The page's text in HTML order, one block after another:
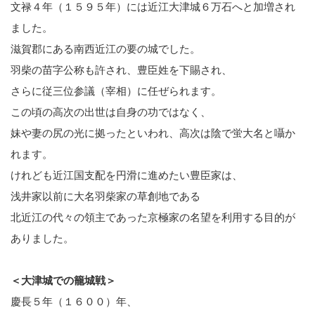
文禄４年（１５９５年）には近江大津城６万石へと加増され
ました。
滋賀郡にある南西近江の要の城でした。
羽柴の苗字公称も許され、豊臣姓を下賜され、
さらに従三位参議（宰相）に任ぜられます。
この頃の高次の出世は自身の功ではなく、
妹や妻の尻の光に拠ったといわれ、高次は陰で蛍大名と囁か
れます。
けれども近江国支配を円滑に進めたい豊臣家は、
浅井家以前に大名羽柴家の草創地である
北近江の代々の領主であった京極家の名望を利用する目的が
ありました。
＜大津城での籠城戦＞
慶長５年（１６００）年、